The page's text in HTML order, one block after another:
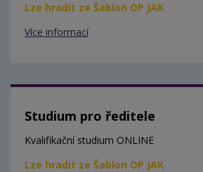
Lze hradit ze Šablon OP JAK
Více informací
Studium pro ředitele
Kvalifikační studium ONLINE
Lze hradit ze Šablon OP JAK